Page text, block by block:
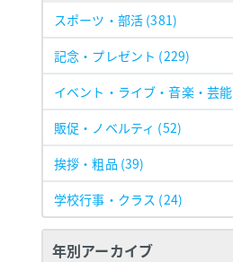
スポーツ・部活 (381)
記念・プレゼント (229)
イベント・ライブ・音楽・芸能
販促・ノベルティ (52)
挨拶・粗品 (39)
学校行事・クラス (24)
年別アーカイブ